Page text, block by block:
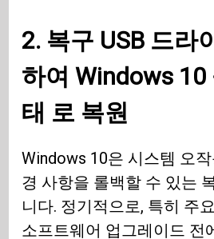
2. 복구 USB 드라
하여Windows 10
태 로 복원
Windows 10은 시스템 오
경 사항을 롤백할 수 있는
니다. 정기적으로, 특히 주
소프트웨어 업그레이드 전